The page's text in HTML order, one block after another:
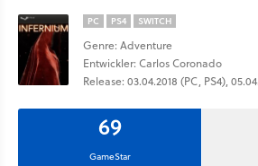
PC PS4 SWITCH
Genre: Adventure
Entwickler: Carlos Coronado
Release: 03.04.2018 (PC, PS4),
69
GameStar